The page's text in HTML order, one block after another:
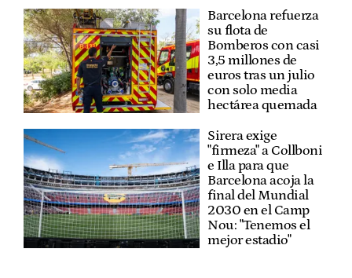
Barcelona refuerza
su flota de
Bomberos con casi
3,5 millones de
euros tras un julio
con solo media
hectárea quemada
Sirera exige
"firmeza" a Collboni
e Illa para que
Barcelona acoja la
final del Mundial
2030 en el Camp
Nou: "Tenemos el
mejor estadio"